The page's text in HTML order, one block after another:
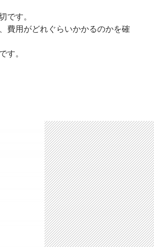
です。
費用がどれぐらいかかるのかを確
す。